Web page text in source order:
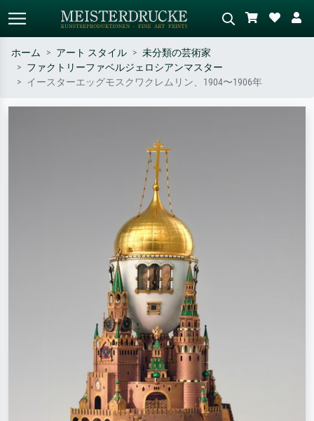
標準検索 AI画像検索
ホーム アート スタイル
未分類の芸術家
ファクトリーファベルジェロシアンマスター
イースターエッグモスクワクレムリン、1904〜1906年